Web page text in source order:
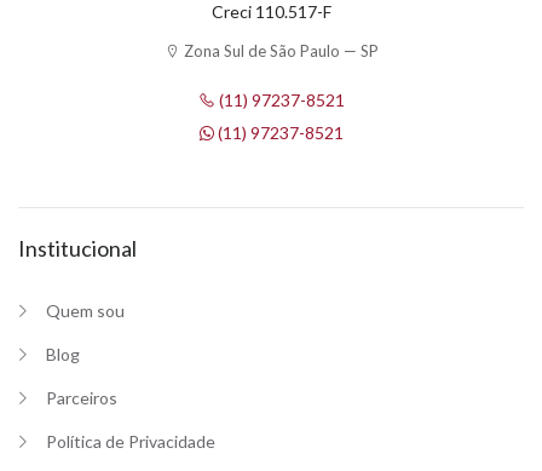
Creci 110.517-F
Zona Sul de São Paulo — SP
(11) 97237-8521
(11) 97237-8521
Institucional
Quem sou
Blog
Parceiros
Política de Privacidade